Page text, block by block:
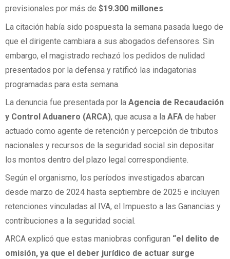
previsionales por más de $19.300 millones.
La citación había sido pospuesta la semana pasada luego de
que el dirigente cambiara a sus abogados defensores. Sin
embargo, el magistrado rechazó los pedidos de nulidad
presentados por la defensa y ratificó las indagatorias
programadas para esta semana.
La denuncia fue presentada por la Agencia de Recaudación
y Control Aduanero (ARCA), que acusa a la AFA de haber
actuado como agente de retención y percepción de tributos
nacionales y recursos de la seguridad social sin depositar
los montos dentro del plazo legal correspondiente.
Según el organismo, los períodos investigados abarcan
desde marzo de 2024 hasta septiembre de 2025 e incluyen
retenciones vinculadas al IVA, el Impuesto a las Ganancias y
contribuciones a la seguridad social.
ARCA explicó que estas maniobras configuran “el delito de
omisión, ya que el deber jurídico de actuar surge